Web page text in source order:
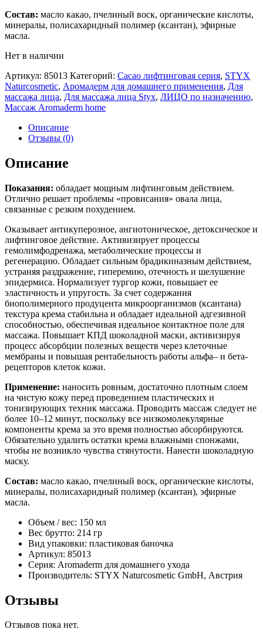
Состав: масло какао, пчелиный воск, органические кислоты,
минералы, полисахаридный полимер (ксантан), эфирные
масла.
Нет в наличии
Артикул: 85013 Категорий: Cacao лифтинговая серия, STYX
Naturcosmetic, Аромадерм для домашнего применения, Для
массажа лица, Для массажа лица Styx, ЛИЦО по назначению,
Массаж Aromaderm home
Описание
Отзывы (0)
Описание
Показания: обладает мощным лифтинговым действием.
Отлично решает проблемы «провисания» овала лица,
связанные с резким похудением.
Оказывает антикуперозное, ангиотоническое, детоксическое и
лифтинговое действие. Активизирует процессы
гемолимфодренажа, метаболические процессы и
регенерацию. Обладает сильным брадикиназным действием,
устраняя раздражение, гиперемию, отечность и шелушение
эпидермиса. Нормализует тургор кожи, повышает ее
эластичность и упругость. За счет содержания
биополимерного продуцента микроорганизмов (ксантана)
текстура крема стабильна и обладает идеальной адгезивной
способностью, обеспечивая идеальное контактное поле для
массажа. Повышает КПД шоколадной маски, активизируя
процесс абсорбции полезных веществ через клеточные
мембраны и повышая рентабельность работы альфа– и бета-
рецепторов клеток кожи.
Применение: наносить ровным, достаточно плотным слоем
на чистую кожу перед проведением пластических и
тонизирующих техник массажа. Проводить массаж следует не
более 10–12 минут, поскольку все низкомолекулярные
компоненты крема за это время полностью абсорбируются.
Обязательно удалить остатки крема влажными спонжами,
чтобы не возникло чувства стянутости. Нанести шоколадную
маску.
Состав: масло какао, пчелиный воск, органические кислоты,
минералы, полисахаридный полимер (ксантан), эфирные
масла.
Объем / вес: 150 мл
Вес брутто: 214 гр
Вид упаковки: пластиковая баночка
Артикул: 85013
Cерия: Aromaderm для домашнего ухода
Производитель: STYX Naturcosmetic GmbH, Австрия
Отзывы
Отзывов пока нет.